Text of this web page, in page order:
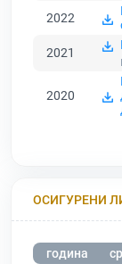
2022
2021
2020
ОСИГУРЕНИ
година